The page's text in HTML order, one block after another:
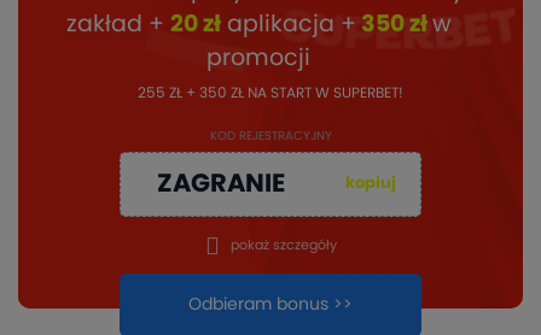
zakład + 20 złaplikacja + 350 zł w
promocji
255 ZŁ + 350 ZŁ NA START W SUPERBET!
KOD REJESTRACYJNY
ZAGRANIE kopiuj
Odbieram bonus >>
pokaż szczegóły